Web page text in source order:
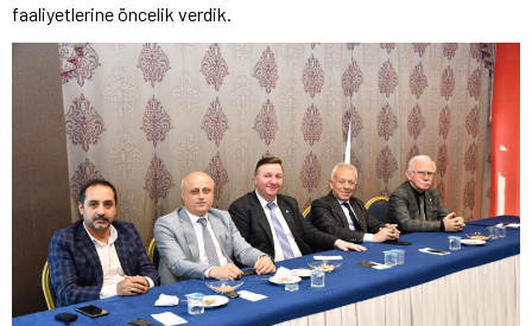
faaliyetlerine öncelik verdik.